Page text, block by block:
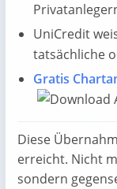
UniCredit
tatsächliche
Gratis
Diese
erreicht. Nicht
sondern